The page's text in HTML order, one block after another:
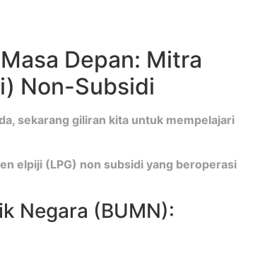
Depan: Mitra
Non-Subsidi
sekarang giliran kita untuk mempelajari
elpiji (LPG) non subsidi yang beroperasi
Negara (BUMN):